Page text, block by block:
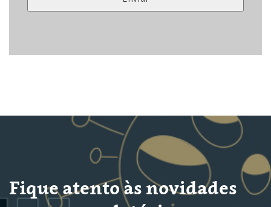
Fique atento às novidades